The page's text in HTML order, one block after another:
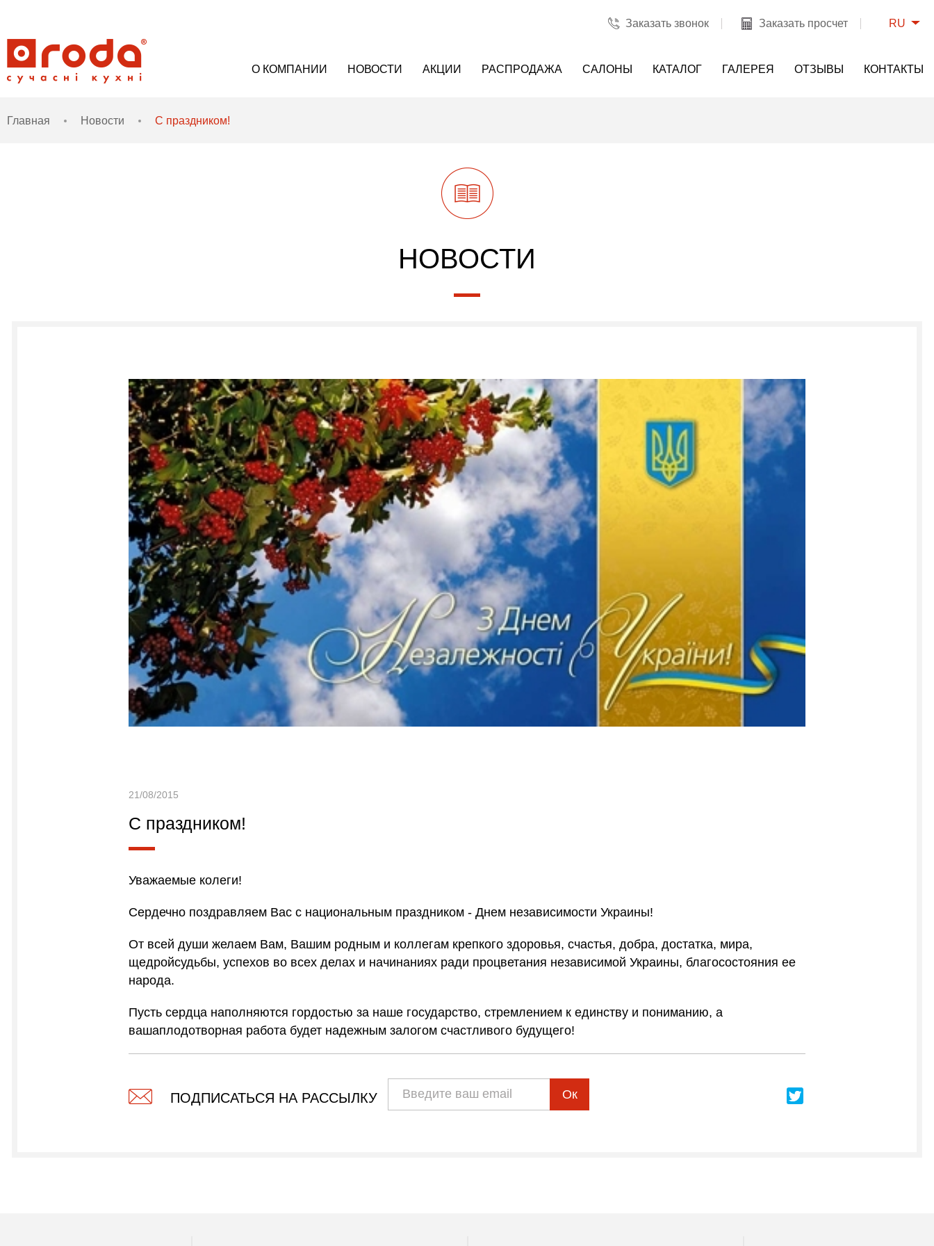
RU
Заказать звонок Заказать просчет
О КОМПАНИИ НОВОСТИ АКЦИИ РАСПРОДАЖА САЛОНЫ КАТАЛОГ ГАЛЕРЕЯ ОТЗЫВЫ КОНТАКТЫ
Главная Новости С праздником!
НОВОСТИ
21/08/2015
С праздником!
Уважаемые колеги!
Сердечно поздравляем Вас с национальным праздником - Днем независимости Украины!
От всей души желаем Вам, Вашим родным и коллегам крепкого здоровья, счастья, добра, достатка, мира,
щедройсудьбы, успехов во всех делах и начинаниях ради процветания независимой Украины, благосостояния ее
народа.
Пусть сердца наполняются гордостью за наше государство, стремлением к единству и пониманию, а
вашаплодотворная работа будет надежным залогом счастливого будущего!
ПОДПИСАТЬСЯ НА РАССЫЛКУ Ок